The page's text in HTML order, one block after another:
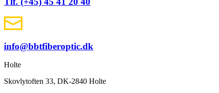
info@bbtfiberoptic.dk
Holte
Skovlytoften 33, DK-2840 Holte